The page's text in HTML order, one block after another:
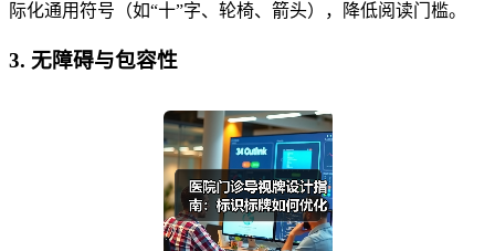
际化通用符号（如“十”字、轮椅、箭头），降低阅读门槛。
3. 无障碍与包容性